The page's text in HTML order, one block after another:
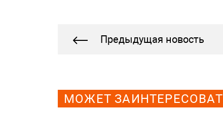
Предыдущая новость
МОЖЕТ